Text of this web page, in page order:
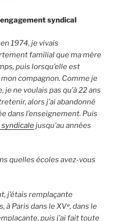
syndical
1974, je vivais
familial que ma mère
puis lorsqu’elle est
compagnon. Comme je
ne voulais pas qu’à 22 ans
alors j’ai abandonné
dans l’enseignement. Puis
jusqu’au années
quelles écoles avez-vous
j’étais remplaçante
à Paris dans le XVᵉ, dans le
puis j’ai fait toute